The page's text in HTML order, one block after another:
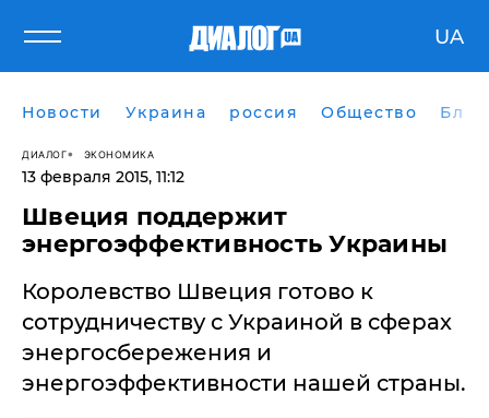
UA
Новости Украина россия Общество
ДИАЛОГ ЭКОНОМИКА
13 февраля 2015, 11:12
Швеция поддержит
энергоэффективность Украины
Королевство Швеция готово к
сотрудничеству с Украиной в сферах
энергосбережения и
энергоэффективности нашей страны.